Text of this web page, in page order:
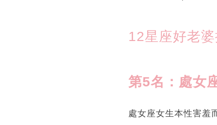
12星座好老
第5名：處女
處女座女生本性害羞